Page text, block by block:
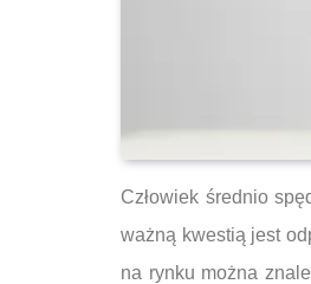
Człowiek średnio
ważną kwestią jest
na rynku można